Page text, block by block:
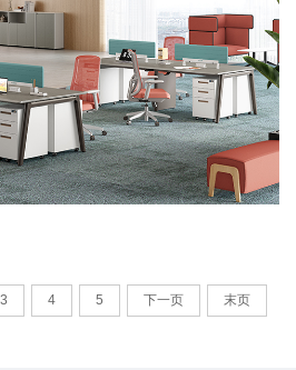
3 4 5 下一页 末页